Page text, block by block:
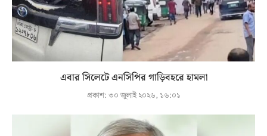
এবার সিলেটে এনসিপির গাড়িবহরে হামলা
প্রকাশ:৩০ জুলাই ২০২৬, ১৬:০১